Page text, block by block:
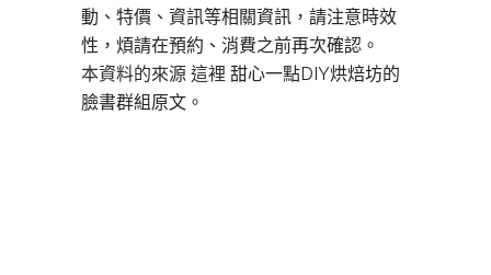
動、特價、資訊等相關資訊，請注意時效
性，煩請在預約、消費之前再次確認。
本資料的來源 這裡 甜心一點DIY烘焙坊的
臉書群組原文。